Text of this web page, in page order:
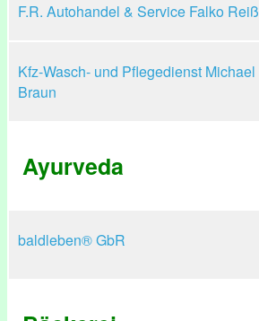
F.R. Autohandel & Service Falko Reiß
Kfz-Wasch- und Pflegedienst Michael
Braun
Ayurveda
baldleben® GbR